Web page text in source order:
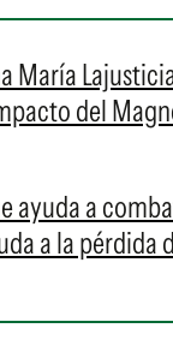
María
del
ayuda a
a la pérdida